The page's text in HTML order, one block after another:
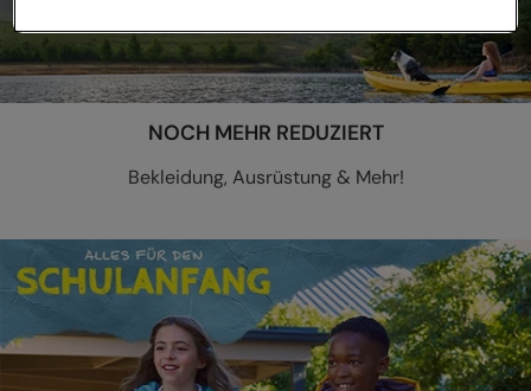
NOCH MEHR REDUZIERT
Bekleidung, Ausrüstung & Mehr!